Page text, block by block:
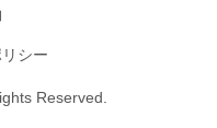
シー
Reserved.